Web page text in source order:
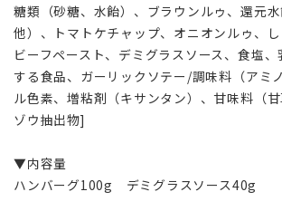
糖類（砂糖、水飴）、ブラウンルゥ、還元
他）、トマトケチャップ、オニオンルゥ、し
ビーフペースト、デミグラスソース、食塩
する食品、ガーリックソテー/調味料（アミ
ル色素、増粘剤（キサンタン）、甘味料（
ゾウ抽出物]
▼内容量
ハンバーグ100g デミグラスソース40g